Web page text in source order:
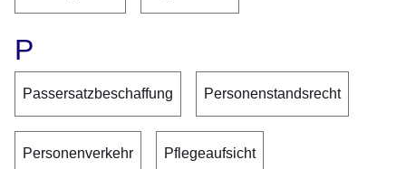
P
Passersatzbeschaffung Personenstandsrecht
Personenverkehr Pflegeaufsicht